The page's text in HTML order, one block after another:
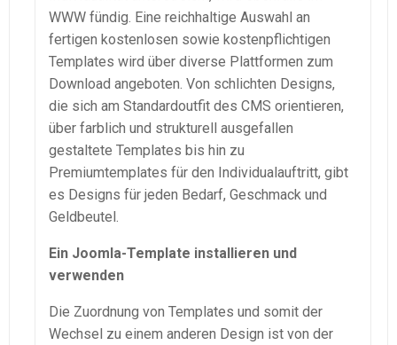
WWW fündig. Eine reichhaltige Auswahl an
fertigen kostenlosen sowie kostenpflichtigen
Templates wird über diverse Plattformen zum
Download angeboten. Von schlichten Designs,
die sich am Standardoutfit des CMS orientieren,
über farblich und strukturell ausgefallen
gestaltete Templates bis hin zu
Premiumtemplates für den Individualauftritt, gibt
es Designs für jeden Bedarf, Geschmack und
Geldbeutel.
Ein Joomla-Template installieren und
verwenden
Die Zuordnung von Templates und somit der
Wechsel zu einem anderen Design ist von der